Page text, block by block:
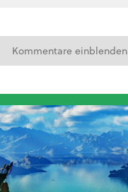
Kommentare einblenden